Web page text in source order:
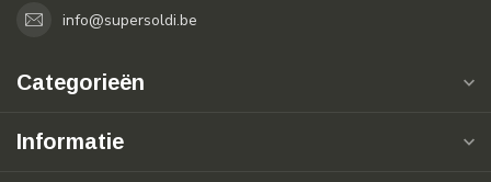
info@supersoldi.be
Categorieën
Informatie